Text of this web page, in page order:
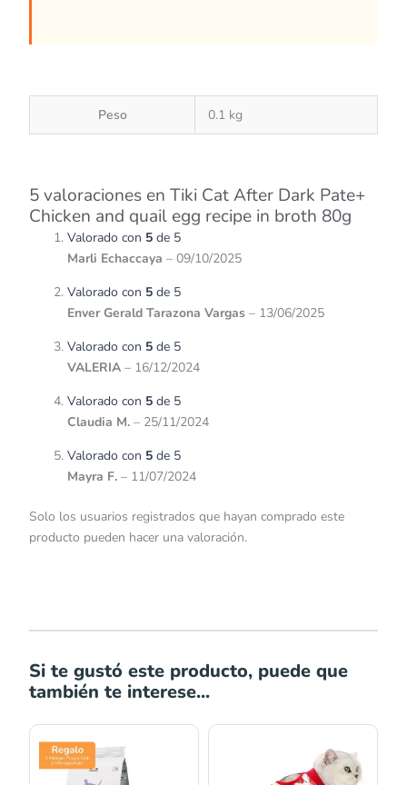
Peso 0.1 kg
5 valoraciones en Tiki Cat After Dark Pate+
Chicken and quail egg recipe in broth 80g
Valorado con 5 de 5
Marli Echaccaya – 09/10/2025
Valorado con 5 de 5
Enver Gerald Tarazona Vargas – 13/06/2025
Valorado con 5 de 5
VALERIA – 16/12/2024
Valorado con 5 de 5
Claudia M. – 25/11/2024
Valorado con 5 de 5
Mayra F. – 11/07/2024
Solo los usuarios registrados que hayan comprado este
producto pueden hacer una valoración.
Si te gustó este producto, puede que
también te interese...
de
precios: